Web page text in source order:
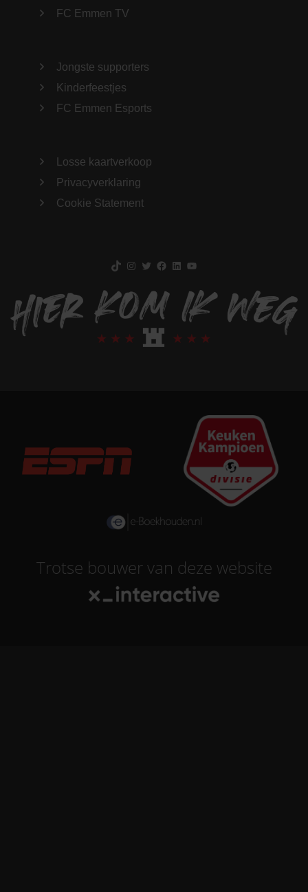
FC Emmen TV
Jongste supporters
Kinderfeestjes
FC Emmen Esports
Losse kaartverkoop
Privacyverklaring
Cookie Statement
Trotse bouwervan deze website